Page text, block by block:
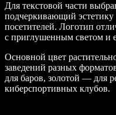
Для текстовой части
подчеркивающий
посетителей. Логотип
с приглушенным светом и
Основной цвет
заведений разных
для баров, золотой — для
киберспортивных клубов.